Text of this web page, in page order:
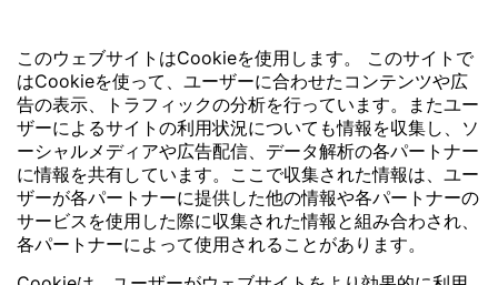
このウェブサイトはCookieを使用します。 このサイトで
はCookieを使って、ユーザーに合わせたコンテンツや広
告の表示、トラフィックの分析を行っています。またユー
ザーによるサイトの利用状況についても情報を収集し、ソ
ーシャルメディアや広告配信、データ解析の各パートナー
に情報を共有しています。ここで収集された情報は、ユー
ザーが各パートナーに提供した他の情報や各パートナーの
サービスを使用した際に収集された情報と組み合わされ、
各パートナーによって使用されることがあります。